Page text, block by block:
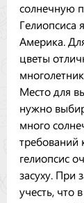
солнечную
Гелиопсиса
Америка.
цветы
многолетник.
Место для
нужно
много
требований
гелиопсис
засуху. При
учесть, что